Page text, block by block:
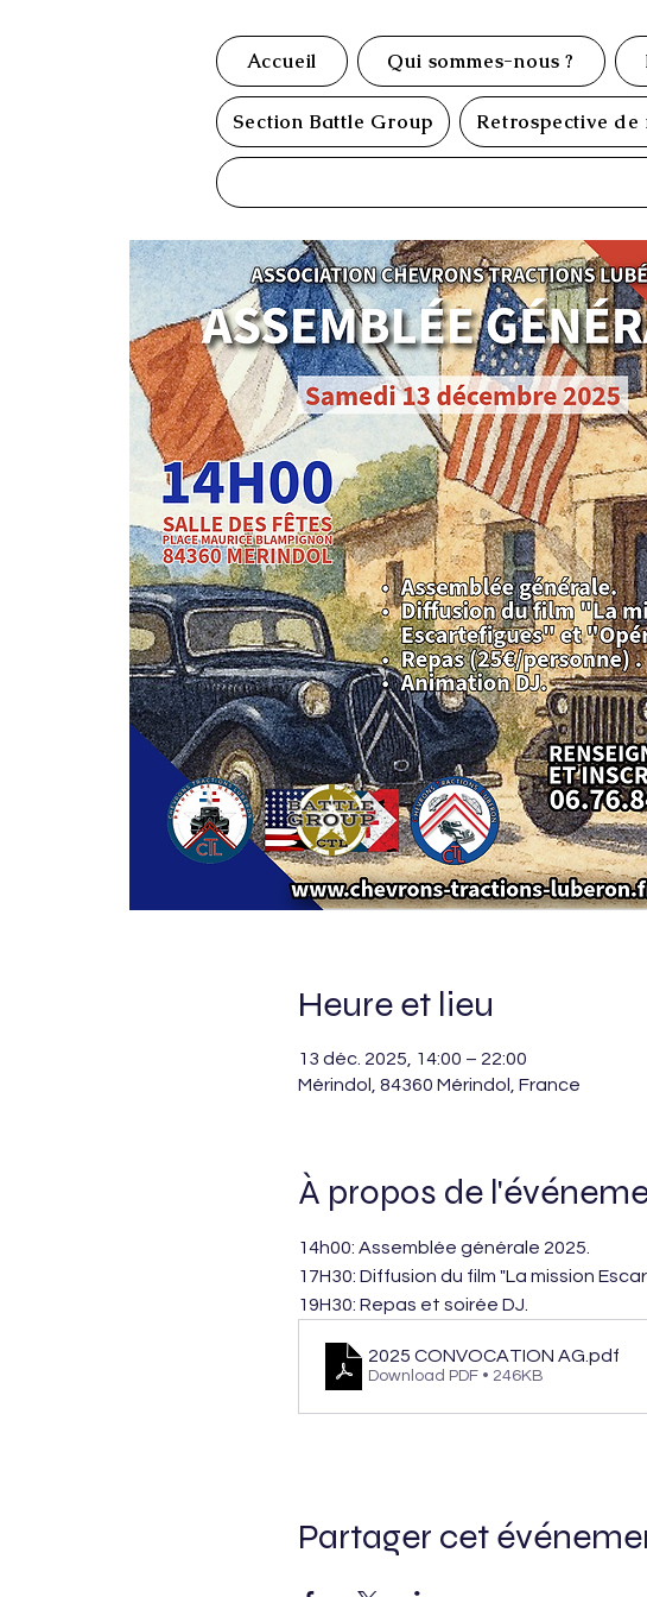
Accueil Qui sommes-nous ?
Section Battle Group Retrospective de
Heure et lieu
13 déc. 2025, 14:00 – 22:00
Mérindol, 84360 Mérindol, France
À propos de
14h00: Assemblée générale 2025.
17H30: Diffusion du film "La mission
19H30: Repas et soirée DJ.
2025 CONVOCATION AG .pdf
Download PDF • 246KB
Partager cet